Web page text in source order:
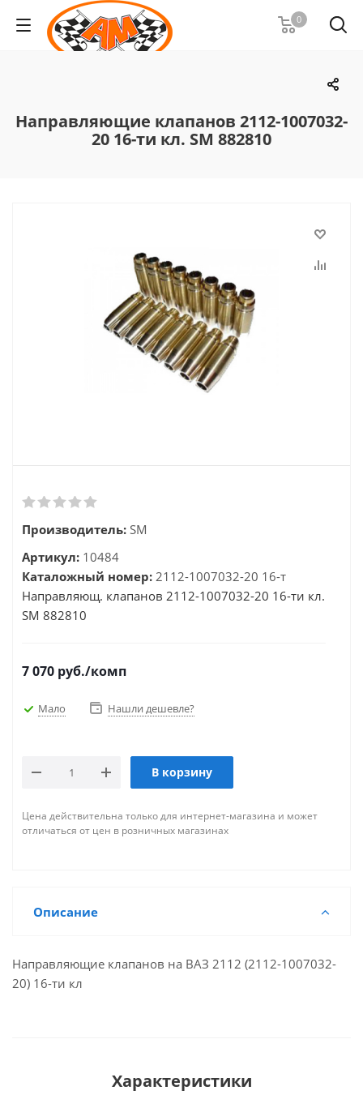
0
Направляющие клапанов 2112-1007032-
20 16-ти кл. SM 882810
Производитель: SM
Артикул: 10484
Каталожный номер: 2112-1007032-20 16-т
Направляющ. клапанов 2112-1007032-20 16-ти кл.
SM 882810
7 070 руб./комп
Мало Нашли дешевле?
В корзину
Цена действительна только для интернет-магазина и может
отличаться от цен в розничных магазинах
Описание
Направляющие клапанов на ВАЗ 2112 (2112-1007032-
20) 16-ти кл
Характеристики